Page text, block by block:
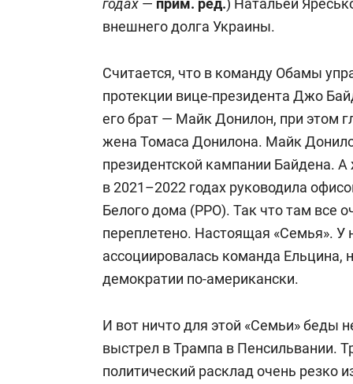
годах — прим. ред.) Натальей
внешнего долга Украины.
Считается, что в команду Обамы
протекции вице-президента Джо
его брат — Майк Донилон, при этом
жена Томаса Донилона. Майк
президентской кампании Байдена.
в 2021–2022 годах руководила
Белого дома (PPO). Так что там все
переплетено. Настоящая «Семья». У
ассоциировалась команда
демократии по-американски.
И вот ничто для этой «Семьи» беды
выстрел в Трампа в Пенсильвании.
политический расклад очень резко